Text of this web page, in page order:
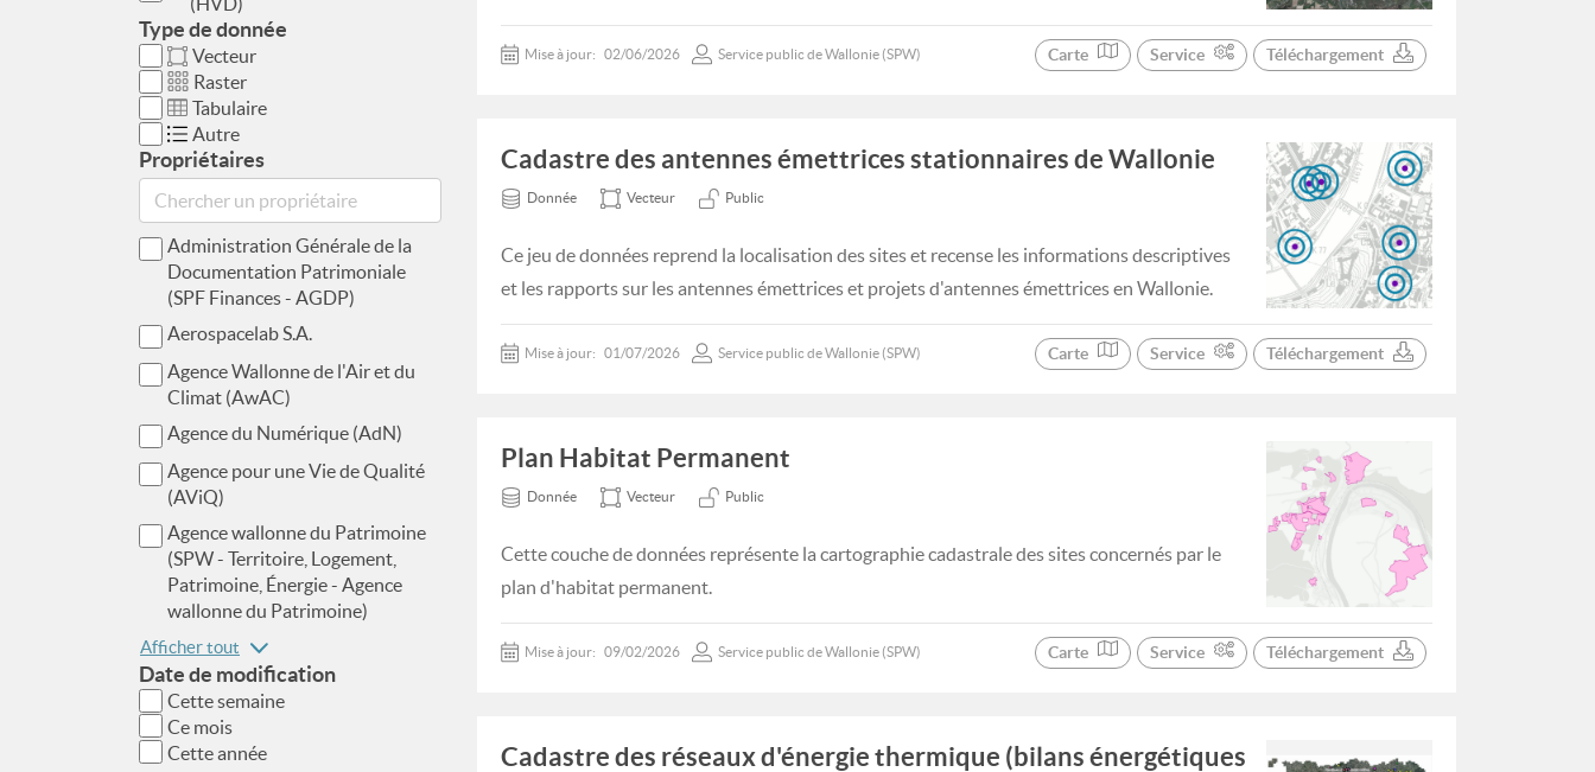
Type de donnée
Vecteur
Raster
Tabulaire
Autre
Propriétaires
Administration Générale de la
Documentation Patrimoniale
(SPF Finances - AGDP)
Aerospacelab S.A.
Agence Wallonne de l'Air et du
Climat (AwAC)
Agence du Numérique (AdN)
Agence pour une Vie de Qualité
(AViQ)
Agence wallonne du Patrimoine
(SPW - Territoire, Logement,
Patrimoine, Énergie - Agence
wallonne du Patrimoine)
Afficher tout
Date de modification
Cette semaine
Ce mois
Cette année
Mise à jour: 02/06/2026 Service public de Wallonie (SPW) Carte Service Téléchargement
Cadastre des antennes émettrices stationnaires de Wallonie
Donnée Vecteur Public
Ce jeu de données reprend la localisation des sites et recense les informations descriptives
et les rapports sur les antennes émettrices et projets d'antennes émettrices en Wallonie.
Mise à jour: 01/07/2026 Service public de Wallonie (SPW) Carte Service Téléchargement
Plan Habitat Permanent
Donnée Vecteur Public
Cette couche de données représente la cartographie cadastrale des sites concernés par le
plan d'habitat permanent.
Mise à jour: 09/02/2026 Service public de Wallonie (SPW) Carte Service Téléchargement
Cadastre des réseaux d'énergie thermique (bilans énergétiques